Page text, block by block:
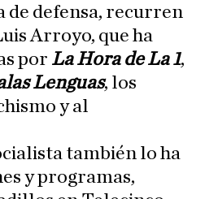
de defensa, recurren
Arroyo, que ha
por La Hora de La 1,
Lenguas, los
y al
también lo ha
y programas,